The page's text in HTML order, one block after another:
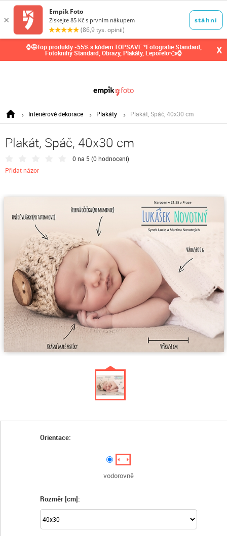
⌚🤩Top produkty -55% s kódem TOPSAVE *Fotografie Standard,
Fotoknihy Standard, Obrazy, Plakáty, Leporelo👈⌚ X
Interiérové dekorace Plakáty Plakát, Spáč, 40x30 cm
Plakát, Spáč, 40x30 cm
0 na 5 (0 hodnocení)
Přidat názor
Orientace:
vodorovně
Rozměr [cm]: